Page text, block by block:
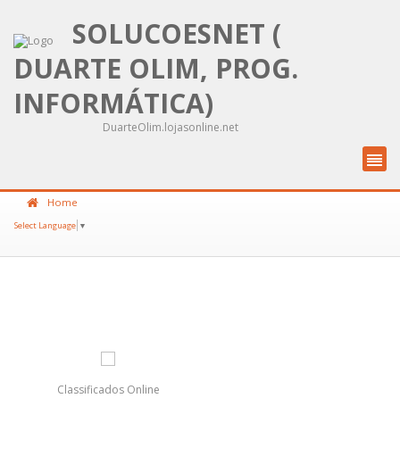
SOLUCOESNET (
DUARTE OLIM, PROG.
INFORMÁTICA)
DuarteOlim.lojasonline.net
Home
Select Language ▼
Classificados Online